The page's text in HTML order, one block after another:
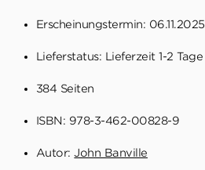
Erscheinungstermin: 06.11.2025
Lieferstatus: Lieferzeit 1-2 Tage
ISBN: 978-3-462-00828-9
384 Seiten
Autor:John Banville